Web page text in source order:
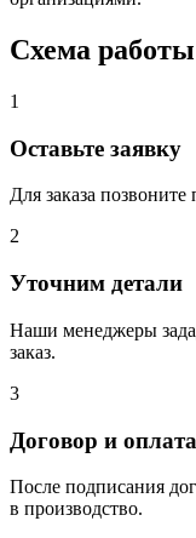
Схема работы
1
Оставьте заявку
Для заказа позвоните
2
Уточним детали
Наши менеджеры
заказ.
3
Договор и оплата
После подписания
в производство.